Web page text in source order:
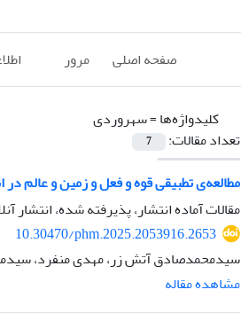
صفحه اصلی مرور
کلیدواژه‌ها =سهروردی
تعداد مقالات:
7
مطالعه‌ی تطبیقی قوه و فعل و زمین و عالم
مقالات آماده انتشار، پذیرفته شده، انتشار
10.30470/phm.2025.2053916.2653
سیدمحمدصادق آتش زر، مهدی منفرد،
مشاهده مقاله